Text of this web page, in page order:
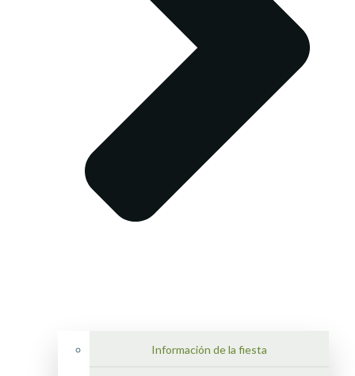
Información de la fiesta